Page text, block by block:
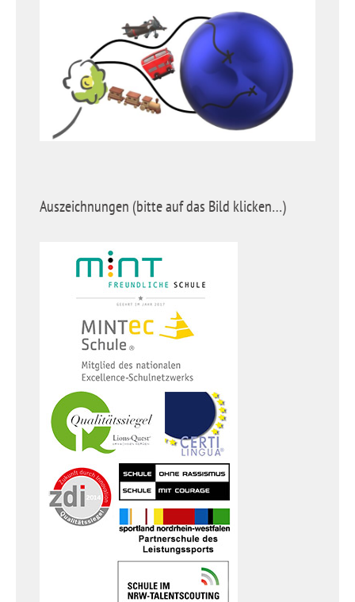
Auszeichnungen (bitte auf das Bild klicken…)